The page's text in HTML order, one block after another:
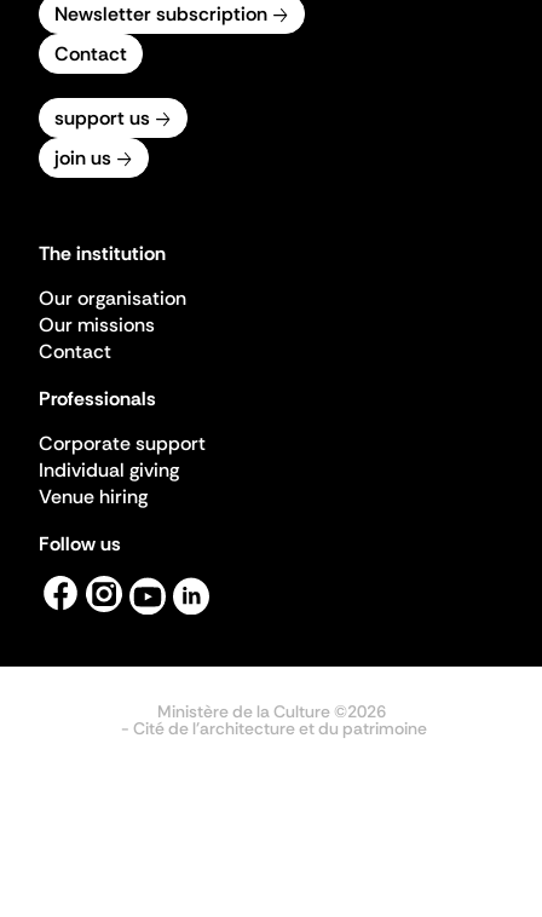
Newsletter subscription
Contact
support us
join us
The institution
Our organisation
Our missions
Contact
Professionals
Corporate support
Individual giving
Venue hiring
Follow us
Ministère de la Culture ©2026
- Cité de l'architecture et du patrimoine